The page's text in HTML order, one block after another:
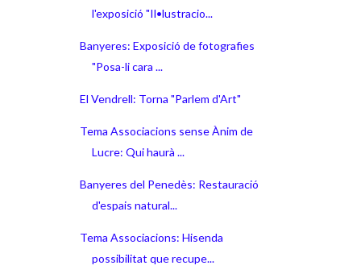
l'exposició "Il•lustracio...
Banyeres: Exposició de fotografies
"Posa-li cara ...
El Vendrell: Torna "Parlem d'Art"
Tema Associacions sense Ànim de
Lucre: Qui haurà ...
Banyeres del Penedès: Restauració
d'espais natural...
Tema Associacions: Hisenda
possibilitat que recupe...